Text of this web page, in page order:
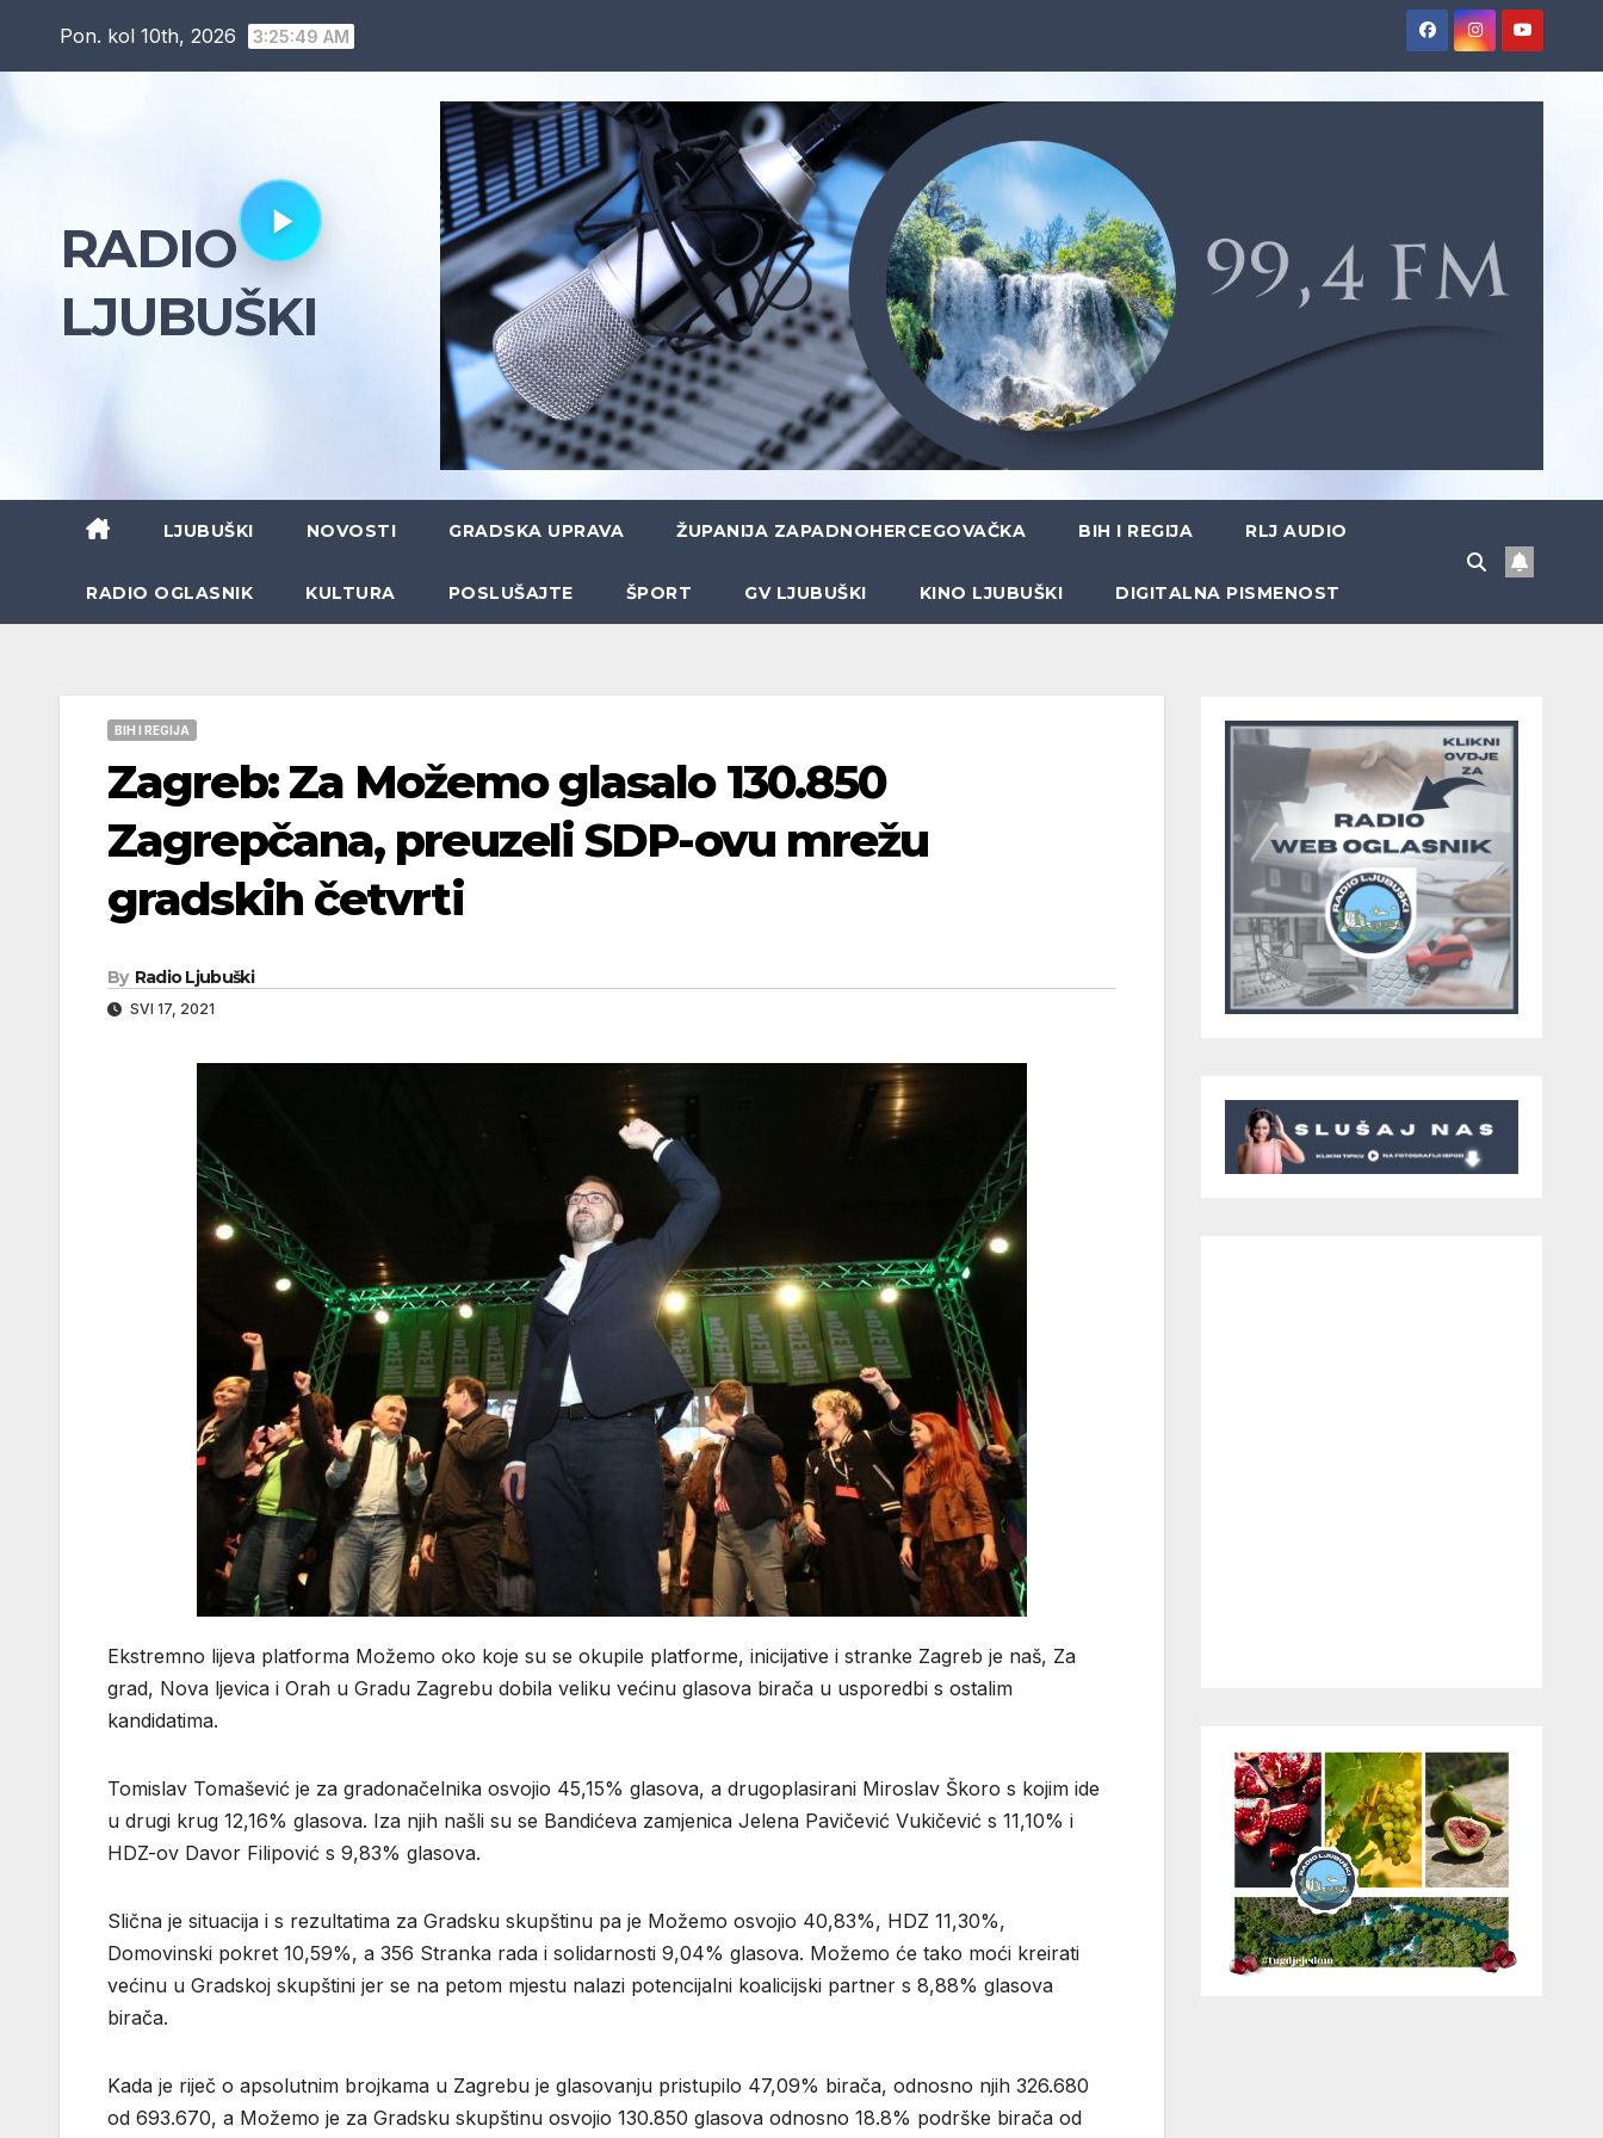
Pon. kol 10th, 2026 3:25:50 AM
RADIO
LJUBUŠKI
LJUBUŠKI NOVOSTI GRADSKA UPRAVA ŽUPANIJA ZAPADNOHERCEGOVAČKA BIH I REGIJA RLJ AUDIO
RADIO OGLASNIK KULTURA POSLUŠAJTE ŠPORT GV LJUBUŠKI KINO LJUBUŠKI DIGITALNA PISMENOST
BIH I REGIJA
Zagreb: Za Možemo glasalo 130.850
Zagrepčana, preuzeli SDP-ovu mrežu
gradskih četvrti
By Radio Ljubuški
SVI 17, 2021
Ekstremno lijeva platforma Možemo oko koje su se okupile platforme, inicijative i stranke Zagreb je naš, Za
grad, Nova ljevica i Orah u Gradu Zagrebu dobila veliku većinu glasova birača u usporedbi s ostalim
kandidatima.
Tomislav Tomašević je za gradonačelnika osvojio 45,15% glasova, a drugoplasirani Miroslav Škoro s kojim ide
u drugi krug 12,16% glasova. Iza njih našli su se Bandićeva zamjenica Jelena Pavičević Vukičević s 11,10% i
HDZ-ov Davor Filipović s 9,83% glasova.
Slična je situacija i s rezultatima za Gradsku skupštinu pa je Možemo osvojio 40,83%, HDZ 11,30%,
Domovinski pokret 10,59%, a 356 Stranka rada i solidarnosti 9,04% glasova. Možemo će tako moći kreirati
većinu u Gradskoj skupštini jer se na petom mjestu nalazi potencijalni koalicijski partner s 8,88% glasova
birača.
Kada je riječ o apsolutnim brojkama u Zagrebu je glasovanju pristupilo 47,09% birača, odnosno njih 326.680
od 693.670, a Možemo je za Gradsku skupštinu osvojio 130.850 glasova odnosno 18.8% podrške birača od